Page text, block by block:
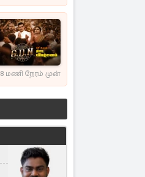
8 மணி நேரம் முன்